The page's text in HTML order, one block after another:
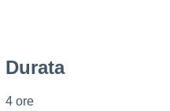
Durata
4 ore